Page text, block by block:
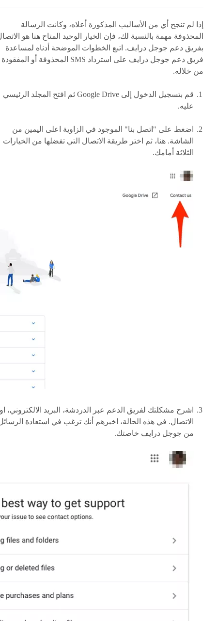
إذا لم تنجح أي من الأساليب المذكورة أعلاه، وكانت الرسالة
المحذوفة مهمة بالنسبة لك، فإن الخيار الوحيد المتاح هنا هو
بفريق دعم جوجل درايف. اتبع الخطوات الموضحة أدناه لمساعدة
فريق دعم جوجل درايف على استرداد SMS المحذوفة أو المفقودة
من خلاله.
قم بتسجيل الدخول إلى Google Drive ثم افتح المجلد الرئيسي
عليه.
اضغط على "اتصل بنا" الموجود في الزاوية اعلى اليمين من
الشاشة. هنا، ثم اختر طريقة الاتصال التي تفضلها من الخيارات
الثلاثة أمامك.
اشرح مشكلتك لفريق الدعم عبر الدردشة، البريد الالكتروني، او
الاتصال. في هذه الحالة، اخبرهم أنك ترغب في استعادة
من جوجل درايف خاصتك.